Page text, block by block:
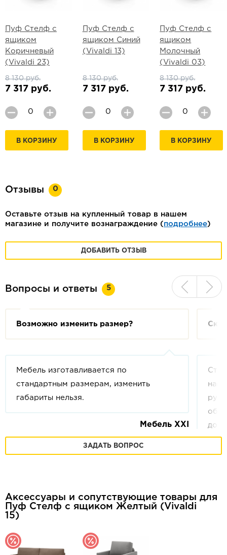
Пуф Стелф с
ящиком
Коричневый
(Vivaldi 23)
8 130 руб.
7 317 руб.
В КОРЗИНУ
Пуф Стелф с
ящиком Синий
(Vivaldi 13)
8 130 руб.
7 317 руб.
В КОРЗИНУ
Пуф Стелф с
ящиком
Молочный
(Vivaldi 03)
8 130 руб.
7 317 руб.
В КОРЗИНУ
Отзывы 0
Оставьте отзыв на купленный товар в нашем
магазине и получите вознаграждение (подробнее)
ДОБАВИТЬ ОТЗЫВ
Вопросы и ответы 5
Возможно изменить размер?
Мебель изготавливается по
стандартным размерам, изменить
габариты нельзя.
Мебель XXI
руб.
ЗАДАТЬ ВОПРОС
Аксессуары и сопутствующие товары для
Пуф Стелф с ящиком Желтый (Vivaldi
15)